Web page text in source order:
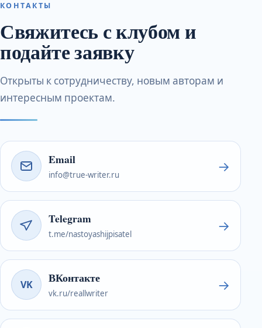
КОНТАКТЫ
Свяжитесь с клубом и
подайте заявку
Открыты к сотрудничеству, новым авторам и
интересным проектам.
Email
info@true-writer.ru →
Telegram
t.me/nastoyashijpisatel →
VK ВКонтакте
vk.ru/reallwriter →